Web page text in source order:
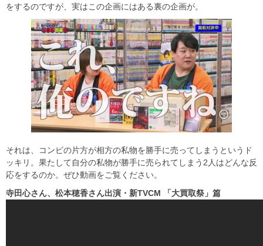
をするのですが、実はこの企画にはある裏の企画が。
それは、コンビの片方が相方の私物を勝手に売ってしまうというド
ッキリ。果たして自分の私物が勝手に売られてしまう2人はどんな反
応をするのか。ぜひ動画をご覧ください。
寺田心さん、松本穂香さん出演・新TVCM
「大買取祭」篇